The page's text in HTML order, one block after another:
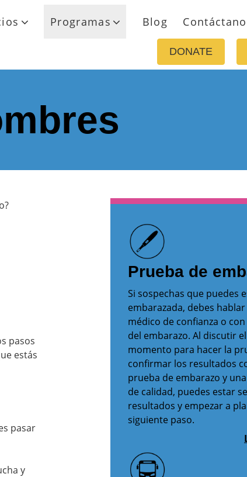
Programas Blog
DONATE
pasos
estás
pasar
y
Prueba de
Si sospechas que puedes
embarazada, debes
médico de confianza o
del embarazo. Al discutir
momento para hacer la
confirmar los resultados
prueba de embarazo y
de calidad, puedes estar
resultados y empezar a
siguiente paso.